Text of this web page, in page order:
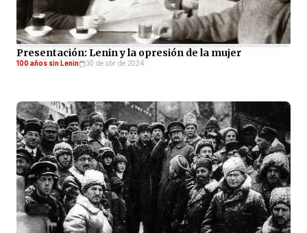
Presentación: Lenin y la opresión de la mujer
100 años sin Lenin 30 de abr de 2024